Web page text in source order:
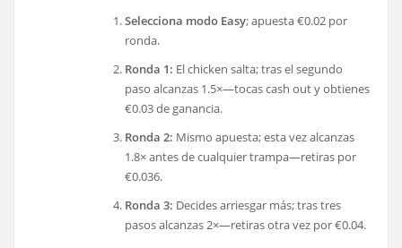
Selecciona modo Easy; apuesta €0.02 por
ronda.
Ronda 1: El chicken salta; tras el segundo
paso alcanzas 1.5×—tocas cash out y obtienes
€0.03 de ganancia.
Ronda 2: Mismo apuesta; esta vez alcanzas
1.8× antes de cualquier trampa—retiras por
€0.036.
Ronda 3: Decides arriesgar más; tras tres
pasos alcanzas 2×—retiras otra vez por €0.04.